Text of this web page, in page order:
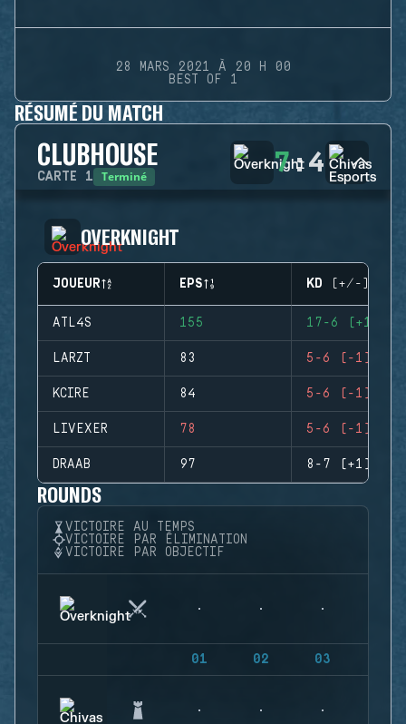
28 MARS 2021 À 20 H 00
BEST OF 1
RÉSUMÉ DU MATCH
CLUBHOUSE
CARTE 1 Terminé 7:4
OVERKNIGHT
JOUEUR EPS KD (+/-)
ATL4S 155 17-6 (+11)
LARZT 83 5-6 (-1)
KCIRE 84 5-6 (-1)
LIVEXER 78 5-6 (-1)
DRAAB 97 8-7 (+1)
ROUNDS
VICTOIRE AU TEMPS
VICTOIRE PAR ÉLIMINATION
VICTOIRE PAR OBJECTIF
01 02 03